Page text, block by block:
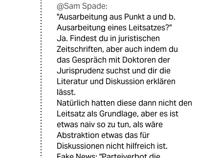
@Sam Spade:
"Ausarbeitung aus Punkt a und b.
Ausarbeitung eines Leitsatzes?"
Ja. Findest du in juristischen
Zeitschriften, aber auch indem du
das Gespräch mit Doktoren der
Jurisprudenz suchst und dir die
Literatur und Diskussion erklären
lässt.
Natürlich hatten diese dann nicht den
Leitsatz als Grundlage, aber es ist
etwas naiv so zu tun, als wäre
Abstraktion etwas das für
Diskussionen nicht hilfreich ist.